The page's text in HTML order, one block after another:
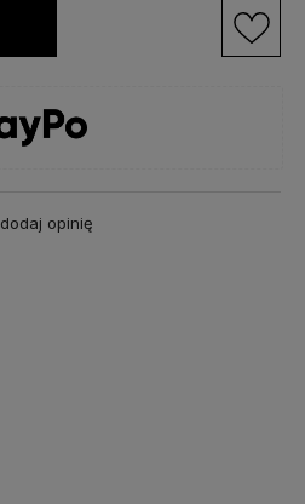
dodaj opinię